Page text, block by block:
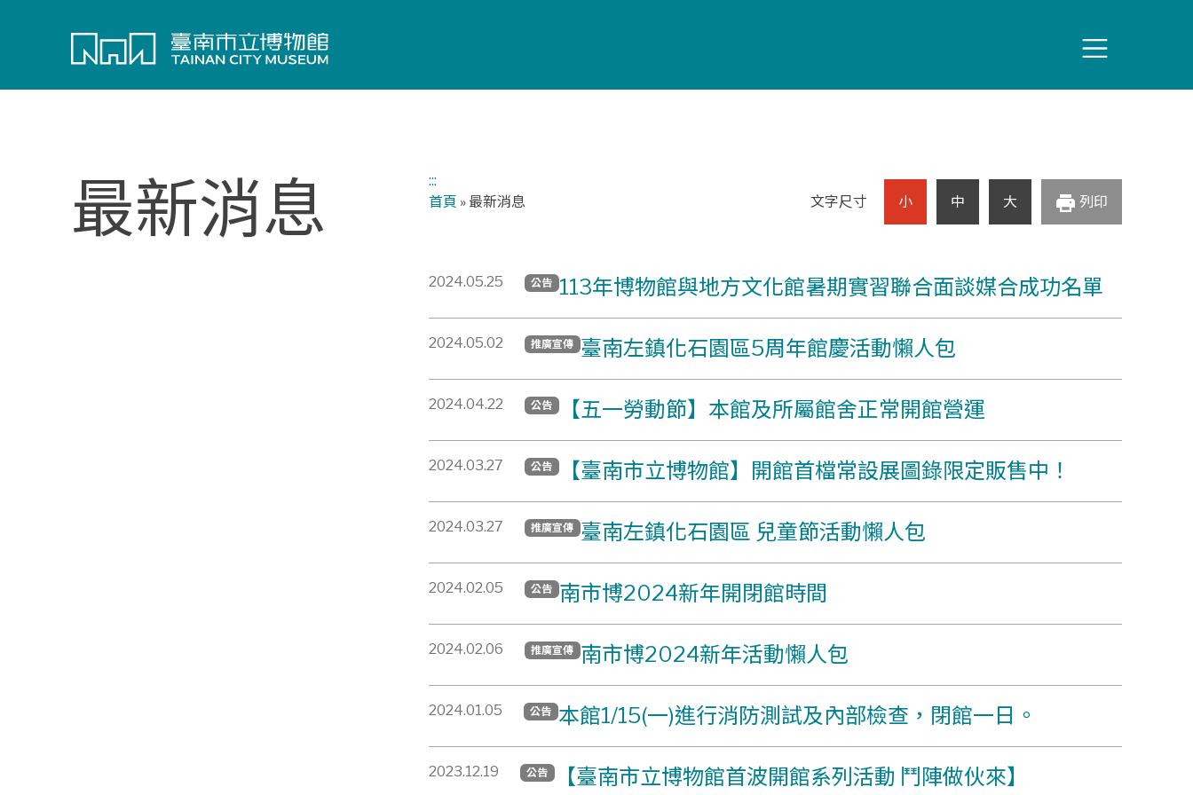
最新消息
:::
首頁 » 最新消息 文字尺寸 小 中 大 print 列印
2024.05.25 公告 113年博物館與地方文化館暑期實習聯合面談媒合成功名單
2024.05.02 推廣宣傳 臺南左鎮化石園區5周年館慶活動懶人包
2024.04.22 公告 【五一勞動節】本館及所屬館舍正常開館營運
2024.03.27 公告 【臺南市立博物館】開館首檔常設展圖錄限定販售中！
2024.03.27 推廣宣傳 臺南左鎮化石園區 兒童節活動懶人包
2024.02.05 公告 南市博2024新年開閉館時間
2024.02.06 推廣宣傳 南市博2024新年活動懶人包
2024.01.05 公告 本館1/15(一)進行消防測試及內部檢查，閉館一日。
2023.12.19 公告 【臺南市立博物館首波開館系列活動 鬥陣做伙來】